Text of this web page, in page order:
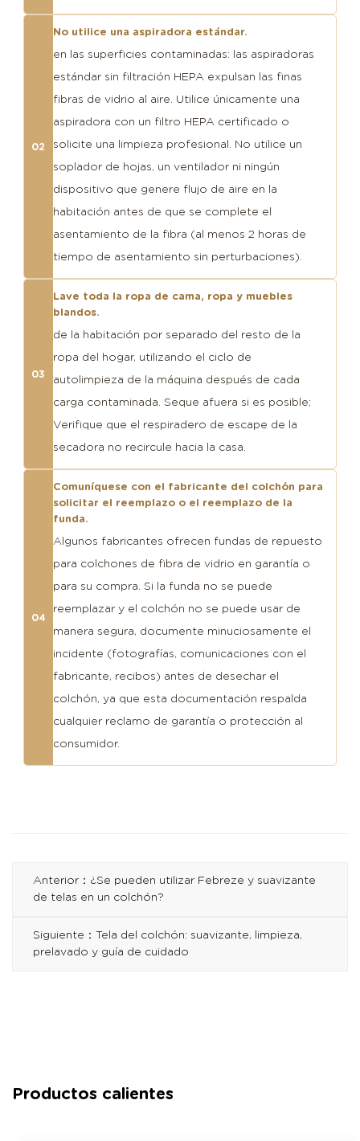
02
No utilice una aspiradora estándar.
en las superficies contaminadas: las aspiradoras
estándar sin filtración HEPA expulsan las finas
fibras de vidrio al aire. Utilice únicamente una
aspiradora con un filtro HEPA certificado o
solicite una limpieza profesional. No utilice un
soplador de hojas, un ventilador ni ningún
dispositivo que genere flujo de aire en la
habitación antes de que se complete el
asentamiento de la fibra (al menos 2 horas de
tiempo de asentamiento sin perturbaciones).
03
Lave toda la ropa de cama, ropa y muebles
blandos.
de la habitación por separado del resto de la
ropa del hogar, utilizando el ciclo de
autolimpieza de la máquina después de cada
carga contaminada. Seque afuera si es posible;
Verifique que el respiradero de escape de la
secadora no recircule hacia la casa.
04
Comuníquese con el fabricante del colchón para
solicitar el reemplazo o el reemplazo de la
funda.
Algunos fabricantes ofrecen fundas de repuesto
para colchones de fibra de vidrio en garantía o
para su compra. Si la funda no se puede
reemplazar y el colchón no se puede usar de
manera segura, documente minuciosamente el
incidente (fotografías, comunicaciones con el
fabricante, recibos) antes de desechar el
colchón, ya que esta documentación respalda
cualquier reclamo de garantía o protección al
consumidor.
Anterior：¿Se pueden utilizar Febreze y suavizante
de telas en un colchón?
Siguiente：Tela del colchón: suavizante, limpieza,
prelavado y guía de cuidado
Productos calientes